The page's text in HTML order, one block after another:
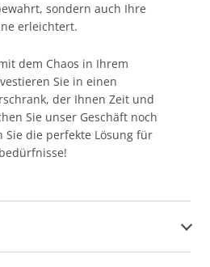
sondern auch Ihre
erleichtert.
dem Chaos in Ihrem
Sie in einen
der Ihnen Zeit und
Sie unser Geschäft noch
Sie die perfekte Lösung für